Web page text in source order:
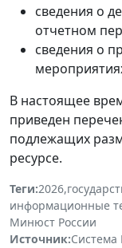
сведения о
отчетном
сведения о
В настоящее
приведен
подлежащих
ресурсе.
Теги:2026,
информационные
Минюст России
Источник:Система